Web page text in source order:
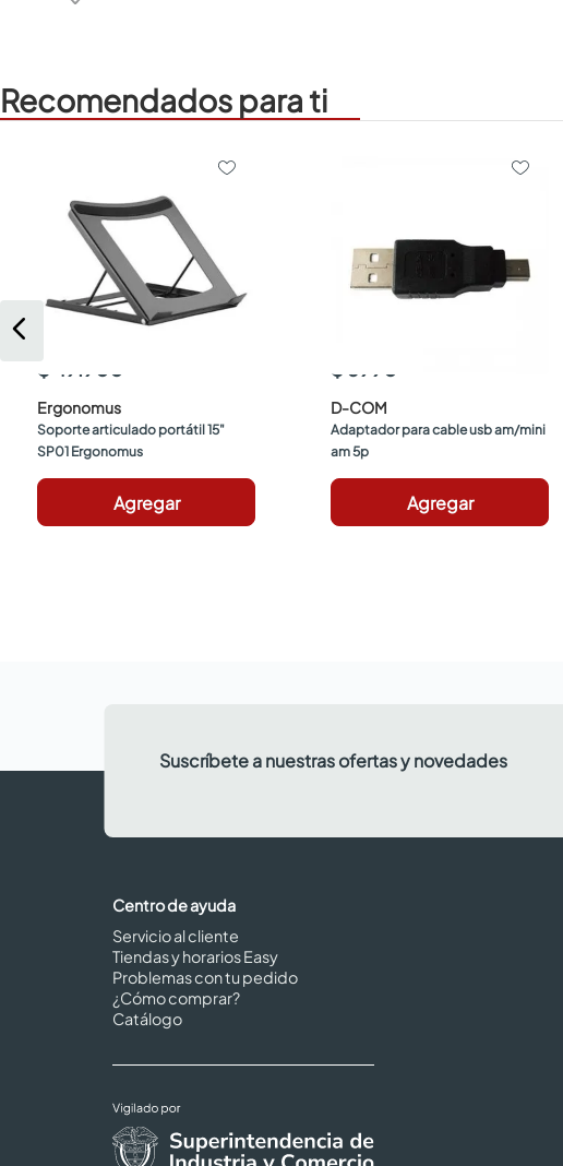
Recomendados para ti
$ 49.900
Ergonomus
Soporte articulado portátil 15"
SP01 Ergonomus
Agregar
$ 6990
D-COM
Adaptador para cable usb am/mini
am 5p
Agregar
Suscríbete a nuestras ofertas y novedades
Centro de ayuda
Servicio al cliente
Tiendas y horarios Easy
Problemas con tu pedido
¿Cómo comprar?
Catálogo